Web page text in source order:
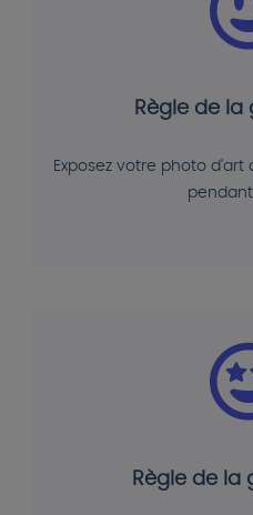
Règle de la
Exposez votre photo
pendant
Règle de la